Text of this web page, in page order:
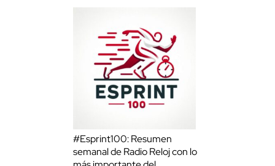
#Esprint100: Resumen
semanal de Radio Reloj con lo